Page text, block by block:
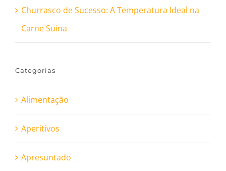
Churrasco de Sucesso: A Temperatura Ideal na
Carne Suína
Categorias
Alimentação
Aperitivos
Apresuntado